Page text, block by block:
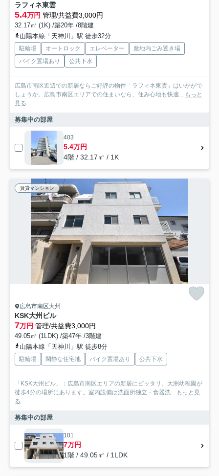
ラフィネ東雲
5.4万円 管理/共益費3,000円
32.17㎡ (1K) /築20年 /8階建
山陽本線「天神川」駅 徒歩32分
駐輪場 オートロック エレベーター
敷地内ごみ置き場
バイク置場あり
公共下水
広島市南区近辺での新居ならご好評の物件「ラフィネ東雲」はいかがで
しょうか。広島市南区エリアでの住まいなら、住み心地も快適... もっと
見る
募集中の部屋
403
5.4万円
4階 / 32.17㎡ / 1K
賃貸マンション
広島市南区大州
KSK大州ビル
7万円 管理/共益費3,000円
49.05㎡ (1LDK) /築47年 /3階建
山陽本線「天神川」駅 徒歩8分
駐輪場 閑静な住宅地 バイク置場あり 公共下水
「KSK大州ビル」：広島市南区エリアの新居にピッタリ。大洲幼稚園が
徒歩4分の場所にあります。室内設備は洗面所独立・食器洗... もっと見
る
募集中の部屋
101
7万円
1階 / 49.05㎡ / 1LDK